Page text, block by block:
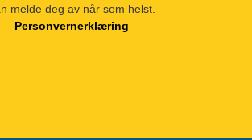
melde deg av når som helst.
Personvernerklæring